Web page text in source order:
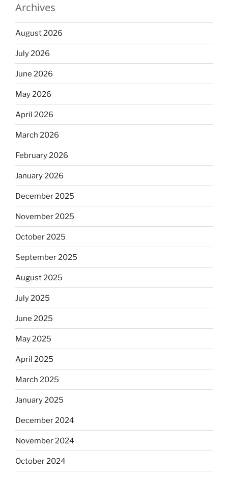
Archives
August 2026
July 2026
June 2026
May 2026
April 2026
March 2026
February 2026
January 2026
December 2025
November 2025
October 2025
September 2025
August 2025
July 2025
June 2025
May 2025
April 2025
March 2025
January 2025
December 2024
November 2024
October 2024